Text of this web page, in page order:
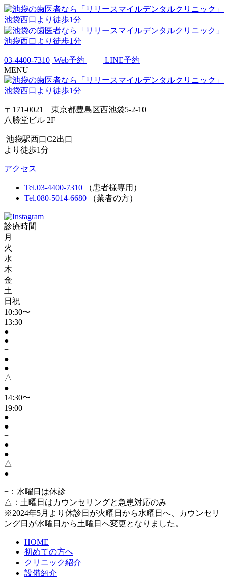
03-4400-7310 Web予約
LINE予約
MENU
〒171-0021 東京都豊島区西池袋5-2-10
八勝堂ビル 2F
池袋駅西口C2出口
より徒歩1分
アクセス
Tel.03-4400-7310
（患者様専用）
Tel.080-5014-6680
（業者の方）
診療時間
月
火
水
木
金
土
日祝
10:30〜
13:30
●
●
−
●
●
△
●
14:30〜
19:00
●
●
−
●
●
△
●
− ：水曜日は休診
△ ：土曜日はカウンセリングと急患対応のみ
※2024年5月より休診日が火曜日から水曜日へ、カウンセリ
ング日が水曜日から土曜日へ変更となりました。
HOME
初めての方へ
クリニック紹介
設備紹介